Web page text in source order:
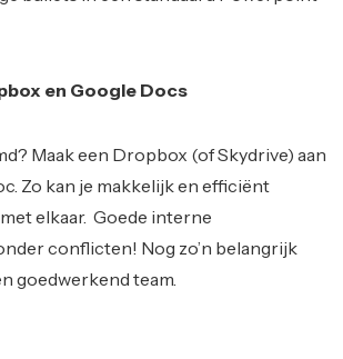
en Google Docs
Maak een Dropbox (of Skydrive) aan
Zo kan je makkelijk en efficiënt
elkaar. Goede interne
conflicten! Nog zo’n belangrijk
goedwerkend team.